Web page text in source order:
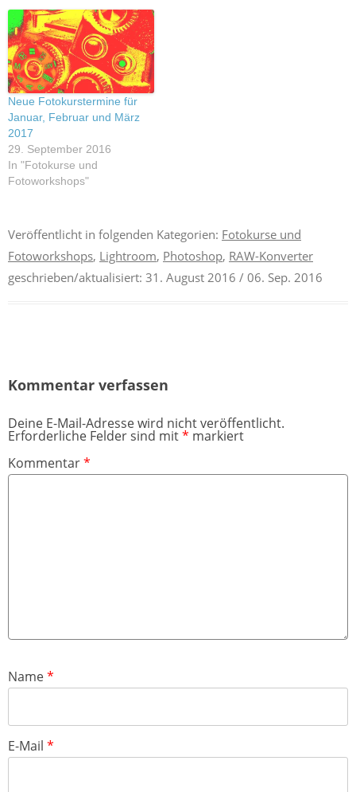
Neue Fotokurstermine für
Januar, Februar und März
2017
29. September 2016
In "Fotokurse und
Fotoworkshops"
Veröffentlicht in folgenden Kategorien: Fotokurse und
Fotoworkshops, Lightroom, Photoshop, RAW-Konverter
geschrieben/aktualisiert: 31. August 2016 / 06. Sep. 2016
Kommentar verfassen
Deine E-Mail-Adresse wird nicht veröffentlicht.
Erforderliche Felder sind mit* markiert
Kommentar*
Name*
E-Mail *